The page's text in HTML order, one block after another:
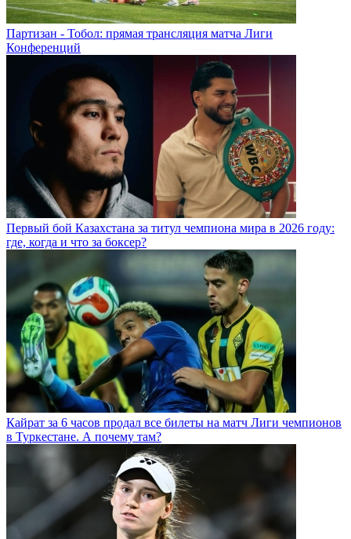
Партизан - Тобол: прямая трансляция матча Лиги
Конференций
Первый бой Казахстана за титул чемпиона мира в 2026 году:
где, когда и что за боксер?
Кайрат за 6 часов продал все билеты на матч Лиги чемпионов
в Туркестане. А почему там?